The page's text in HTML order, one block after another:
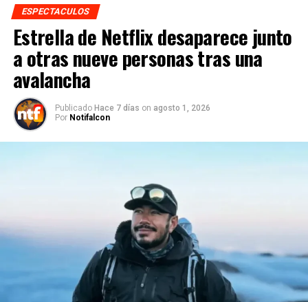
ESPECTACULOS
Estrella de Netflix desaparece junto
a otras nueve personas tras una
avalancha
Publicado Hace 7 días on agosto 1, 2026
Por Notifalcon